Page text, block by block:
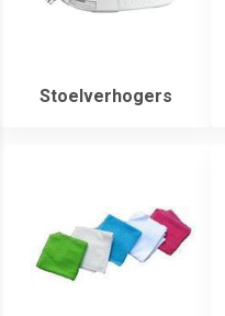
Stoelverhogers